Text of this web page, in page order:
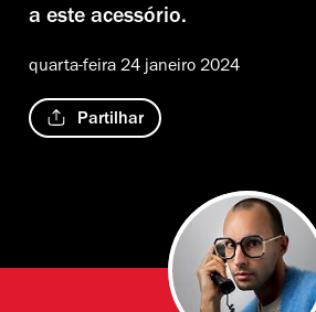
a este acessório.
quarta-feira 24 janeiro 2024
Partilhar